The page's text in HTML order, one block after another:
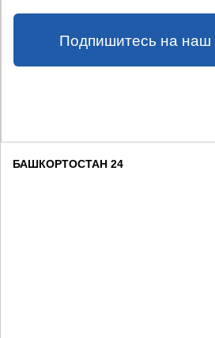
Подпишитесь на наш
БАШКОРТОСТАН 24